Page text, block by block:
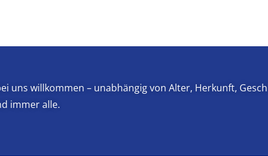
uns willkommen – unabhängig von Alter, Herkunft,
immer alle.